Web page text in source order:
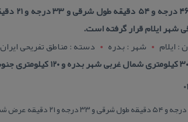
شهر ایلام قرار گرفته است.
: ايلام شهر : بدره
دسته : مناطق تفریحی ایران